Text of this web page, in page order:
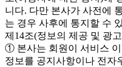
니다. 다만 본사가 사전에
는 경우 사후에 통지할 수
제14조(정보의 제공 및 광
① 본사는 회원이 서비스
정보를 공지사항이나 전자